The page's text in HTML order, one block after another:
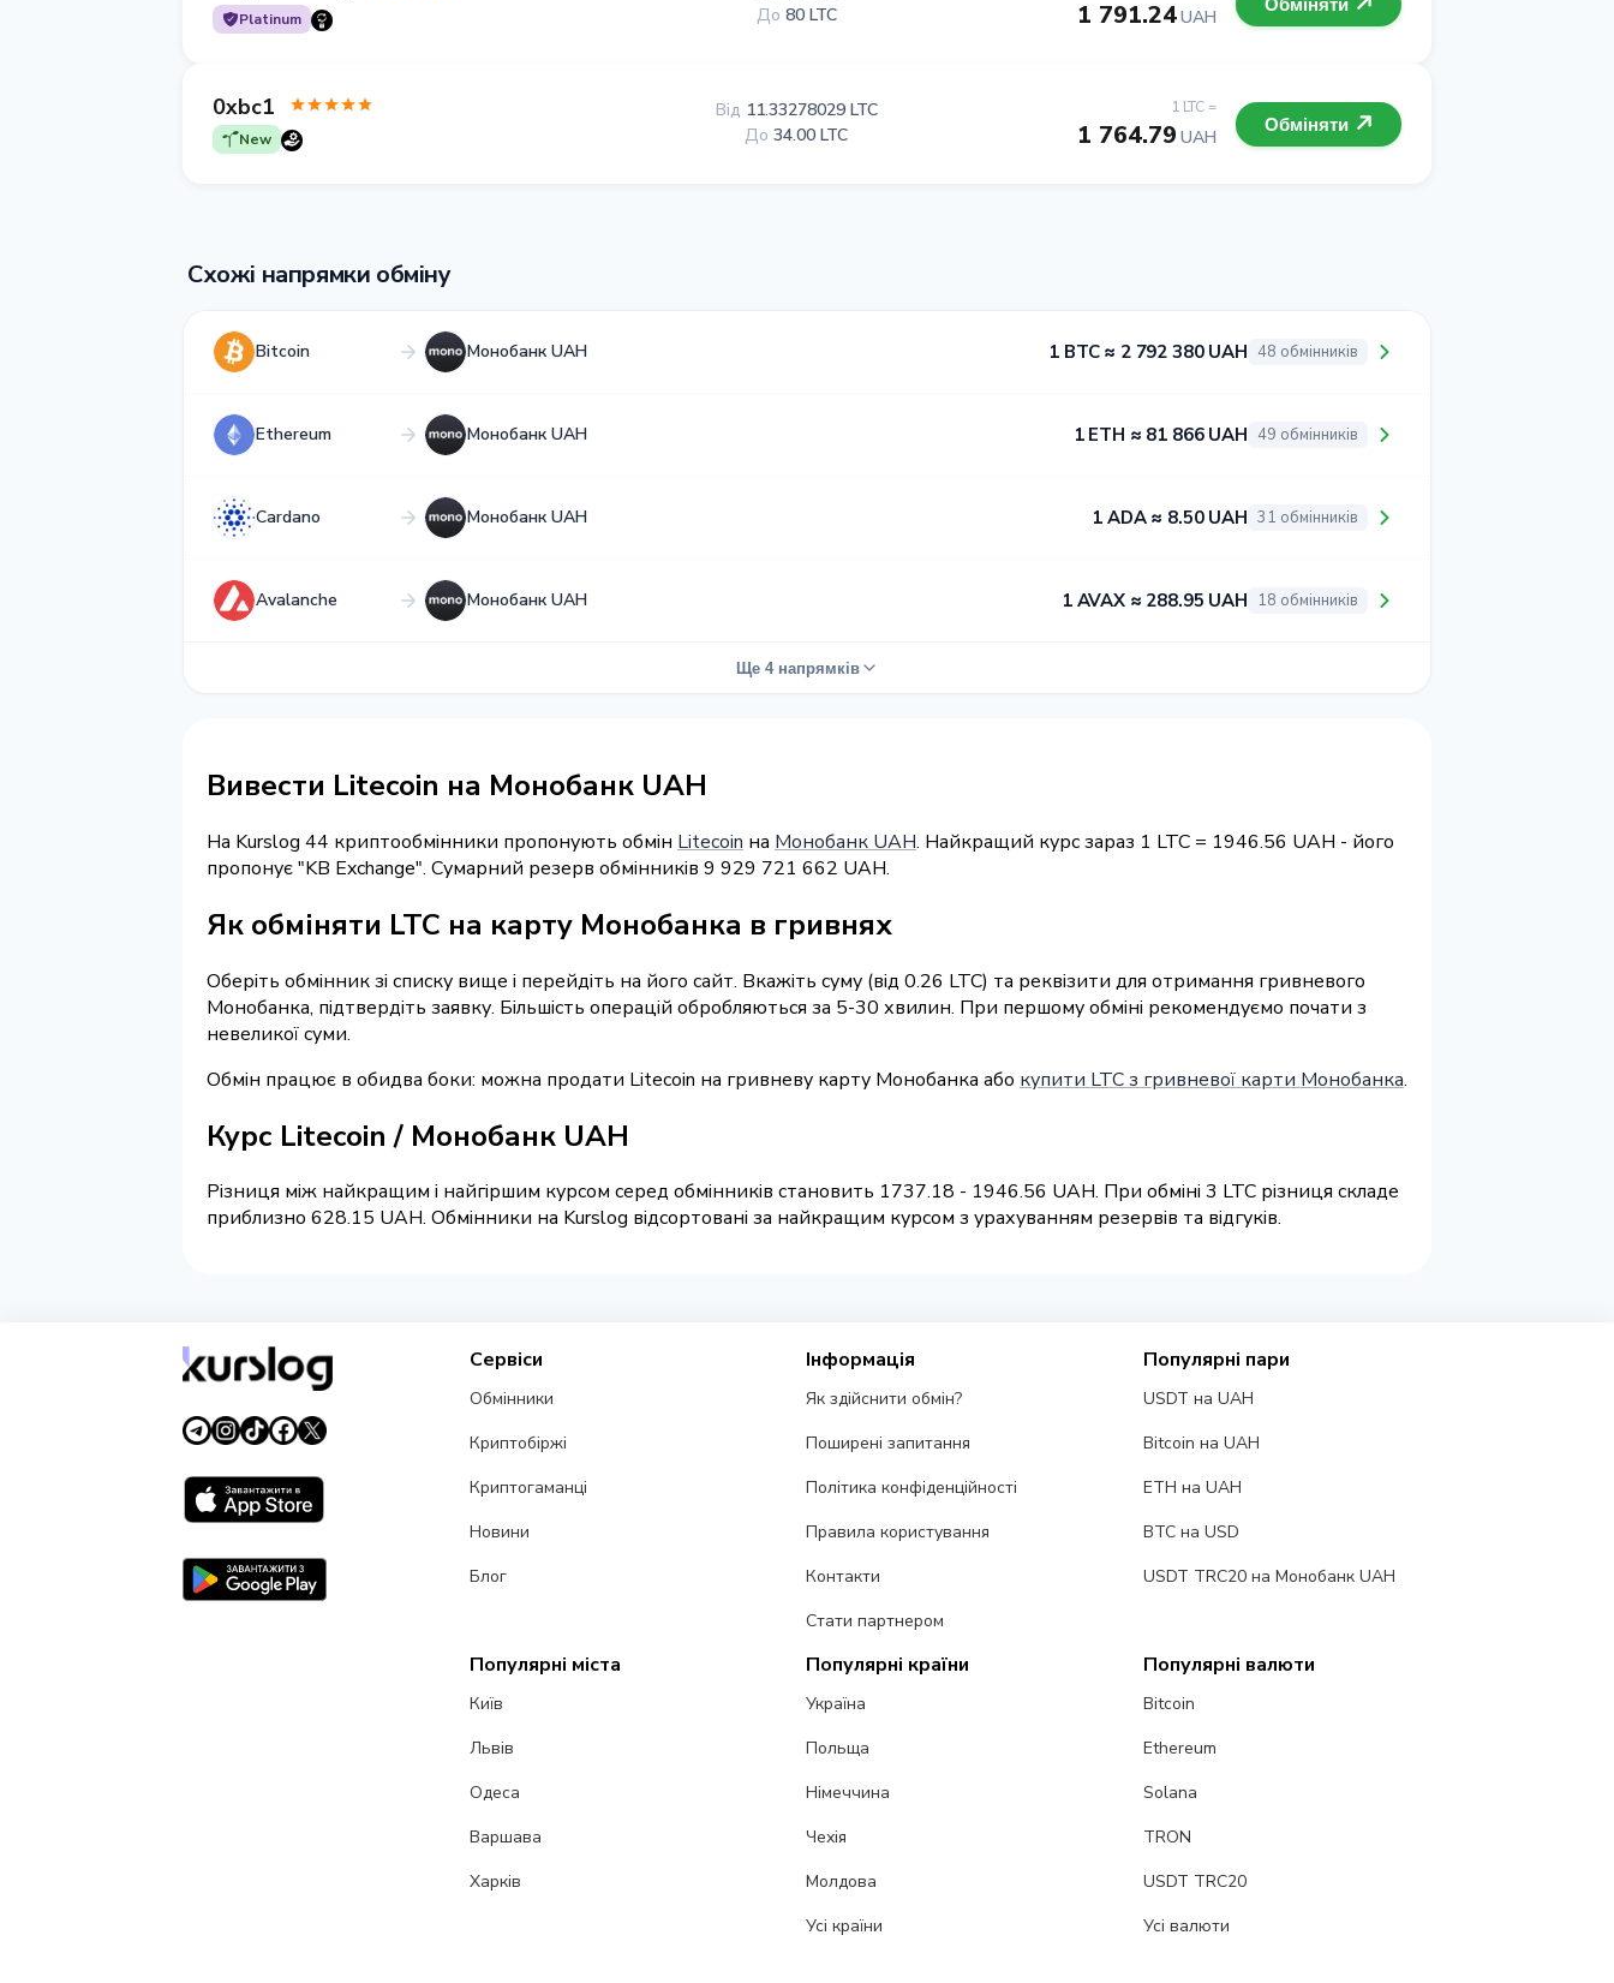
Platinum 1 791.24UAH
До 80 LTC
0xbc1
New
1 LTC =
1 764.79 UAH
Від 11.33278029 LTC
До 34.00 LTC Обміняти
Схожі напрямки обміну
Bitcoin Монобанк UAH 1 BTC ≈ 2 792 380 UAH 48 обмінників
Ethereum Монобанк UAH 1 ETH ≈ 81 866 UAH 49 обмінників
Cardano Монобанк UAH 1 ADA ≈ 8.50 UAH 31 обмінників
Avalanche Монобанк UAH 1 AVAX ≈ 288.95 UAH 18 обмінників
Ще 4 напрямків
Вивести Litecoin на Монобанк UAH
На Kurslog 44 криптообмінники пропонують обмін Litecoin на Монобанк UAH. Найкращий курс зараз 1 LTC = 1946.56 UAH - його
пропонує "KB Exchange". Сумарний резерв обмінників 9 929 721 662 UAH.
Як обміняти LTC на карту Монобанка в гривнях
Оберіть обмінник зі списку вище і перейдіть на його сайт. Вкажіть суму (від 0.26 LTC) та реквізити для отримання гривневого
Монобанка, підтвердіть заявку. Більшість операцій обробляються за 5-30 хвилин. При першому обміні рекомендуємо почати з
невеликої суми.
Обмін працює в обидва боки: можна продати Litecoin на гривневу карту Монобанка або купити LTC з гривневої карти Монобанка.
Курс Litecoin / Монобанк UAH
Різниця між найкращим і найгіршим курсом серед обмінників становить 1737.18 - 1946.56 UAH. При обміні 3 LTC різниця складе
приблизно 628.15 UAH. Обмінники на Kurslog відсортовані за найкращим курсом з урахуванням резервів та відгуків.
Сервіси
Обмінники
Криптобіржі
Криптогаманці
Новини
Блог
Інформація
Як здійснити обмін?
Поширені запитання
Політика конфіденційності
Правила користування
Контакти
Стати партнером
Популярні пари
USDT на UAH
Bitcoin на UAH
ETH на UAH
BTC на USD
USDT TRC20 на Монобанк UAH
Популярні міста
Київ
Львів
Одеса
Варшава
Харків
Популярні країни
Україна
Польща
Німеччина
Чехія
Молдова
Усі країни
Популярні валюти
Bitcoin
Ethereum
Solana
TRON
USDT TRC20
Усі валюти